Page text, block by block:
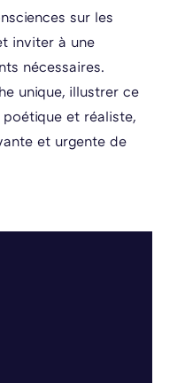
sur les
inviter à une
nécessaires.
unique, illustrer ce
et réaliste,
et urgente de